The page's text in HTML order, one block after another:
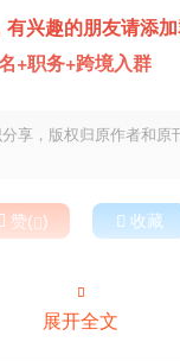
兴趣的朋友请添
+职务+跨境入群
享，版权归原作者和原
赞()  收藏

展开全文